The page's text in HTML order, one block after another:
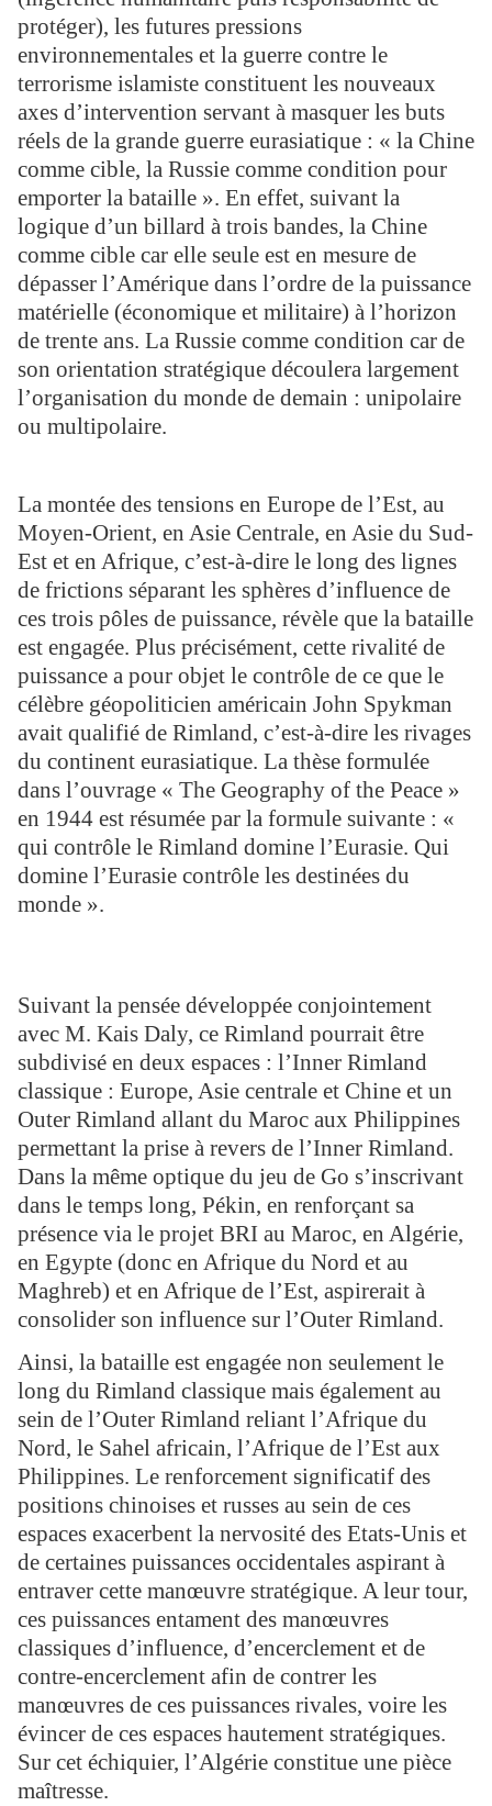
protéger), les futures pressions
environnementales et la guerre contre le
terrorisme islamiste constituent les nouveaux
axes d’intervention servant à masquer les buts
réels de la grande guerre eurasiatique : « la Chine
comme cible, la Russie comme condition pour
emporter la bataille ». En effet, suivant la
logique d’un billard à trois bandes, la Chine
comme cible car elle seule est en mesure de
dépasser l’Amérique dans l’ordre de la puissance
matérielle (économique et militaire) à l’horizon
de trente ans. La Russie comme condition car de
son orientation stratégique découlera largement
l’organisation du monde de demain : unipolaire
ou multipolaire.
La montée des tensions en Europe de l’Est, au
Moyen-Orient, en Asie Centrale, en Asie du Sud-
Est et en Afrique, c’est-à-dire le long des lignes
de frictions séparant les sphères d’influence de
ces trois pôles de puissance, révèle que la bataille
est engagée. Plus précisément, cette rivalité de
puissance a pour objet le contrôle de ce que le
célèbre géopoliticien américain John Spykman
avait qualifié de Rimland, c’est-à-dire les rivages
du continent eurasiatique. La thèse formulée
dans l’ouvrage « The Geography of the Peace »
en 1944 est résumée par la formule suivante : «
qui contrôle le Rimland domine l’Eurasie. Qui
domine l’Eurasie contrôle les destinées du
monde ».
Suivant la pensée développée conjointement
avec M. Kais Daly, ce Rimland pourrait être
subdivisé en deux espaces : l’Inner Rimland
classique : Europe, Asie centrale et Chine et un
Outer Rimland allant du Maroc aux Philippines
permettant la prise à revers de l’Inner Rimland.
Dans la même optique du jeu de Go s’inscrivant
dans le temps long, Pékin, en renforçant sa
présence via le projet BRI au Maroc, en Algérie,
en Egypte (donc en Afrique du Nord et au
Maghreb) et en Afrique de l’Est, aspirerait à
consolider son influence sur l’Outer Rimland.
Ainsi, la bataille est engagée non seulement le
long du Rimland classique mais également au
sein de l’Outer Rimland reliant l’Afrique du
Nord, le Sahel africain, l’Afrique de l’Est aux
Philippines. Le renforcement significatif des
positions chinoises et russes au sein de ces
espaces exacerbent la nervosité des Etats-Unis et
de certaines puissances occidentales aspirant à
entraver cette manœuvre stratégique. A leur tour,
ces puissances entament des manœuvres
classiques d’influence, d’encerclement et de
contre-encerclement afin de contrer les
manœuvres de ces puissances rivales, voire les
évincer de ces espaces hautement stratégiques.
Sur cet échiquier, l’Algérie constitue une pièce
maîtresse.